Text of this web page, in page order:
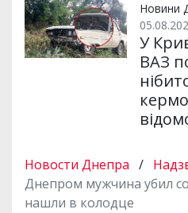
Новини
У
ВАЗ
Новости Днепра /
Днепром мужчина убил
нашли в колодце